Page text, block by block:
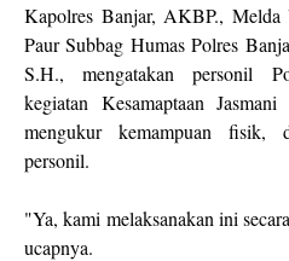
Kapolres Banjar, AKBP.,
Paur Subbag Humas Polres
S.H., mengatakan personil
kegiatan Kesamaptaan
mengukur kemampuan fisik,
personil.
"Ya, kami melaksanakan ini
ucapnya.